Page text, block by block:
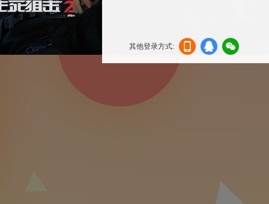
其他登录方式:
机登
登录
信登